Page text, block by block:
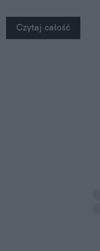
Czytaj całość